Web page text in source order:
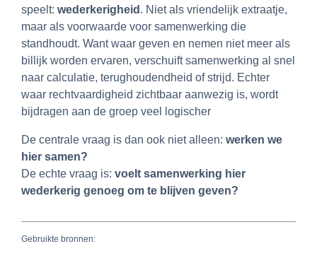
speelt: wederkerigheid . Niet als vriendelijk extraatje,
maar als voorwaarde voor samenwerking die
standhoudt. Want waar geven en nemen niet meer als
billijk worden ervaren, verschuift samenwerking al snel
naar calculatie, terughoudendheid of strijd. Echter
waar rechtvaardigheid zichtbaar aanwezig is, wordt
bijdragen aan de groep veel logischer
De centrale vraag is dan ook niet alleen: werken we
hier samen?
De echte vraag is: voelt samenwerking hier
wederkerig genoeg om te blijven geven?
Gebruikte bronnen: